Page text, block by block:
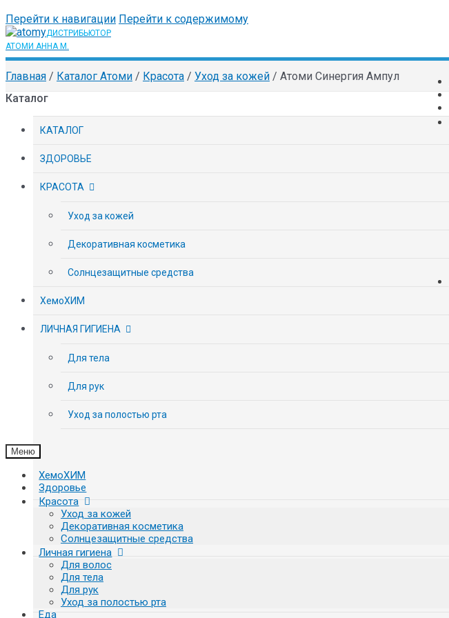
Перейти к навигации Перейти к содержимому
Меню
ХемоХИМ
Здоровье
Красота
Уход за кожей
Декоративная косметика
Солнцезащитные средства
Личная гигиена
Для волос
Для тела
Для рук
Уход за полостью рта
Еда
Главная / Каталог Атоми / Красота / Уход за кожей / Атоми Синергия Ампул
Каталог
КАТАЛОГ
ЗДОРОВЬЕ
КРАСОТА
Уход за кожей
Декоративная косметика
Солнцезащитные средства
ХемоХИМ
ЛИЧНАЯ ГИГИЕНА
Для тела
Для рук
Уход за полостью рта